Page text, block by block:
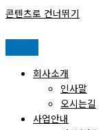
콘텐츠로 건너뛰기
회사소개
인사말
오시는길
사업안내